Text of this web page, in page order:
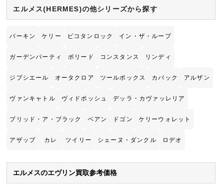
エルメス(HERMES)の他シリーズから探す
バーキン ケリー ピコタンロック イン・ザ・ループ
ガーデンパーティ ボリード コンスタンス リンディ
ジプシエール オータクロア ツールボックス カバック アルザン
ヴァンキャトル ヴィドポッシュ デッラ・カヴァッレリア
ブリッド・ア・ブラック ベアン ドゴン ケリーウォレット
アザップ カレ ツイリー シェーヌ・ダンクル ロデオ
エルメスのエヴリン買取参考価格